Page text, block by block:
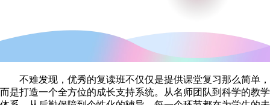
不难发现，优秀的复读班不仅仅是提供课堂复习那么简单，
而是打造一个全方位的成长支持系统。从名师团队到科学的教学